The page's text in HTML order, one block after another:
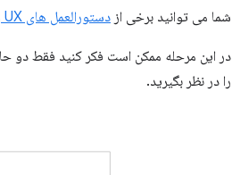
شما می توانید برخی از دستورالعمل های UX را در این سند
در این مرحله ممکن است فکر کنید فقط دو
را در نظر بگیرید.